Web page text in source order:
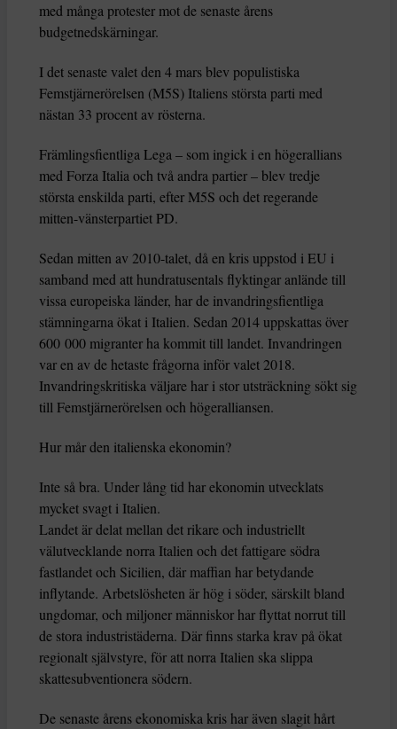
med många protester mot de senaste årens
budgetnedskärningar.
I det senaste valet den 4 mars blev populistiska
Femstjärnerörelsen (M5S) Italiens största parti med
nästan 33 procent av rösterna.
Främlingsfientliga Lega – som ingick i en högerallians
med Forza Italia och två andra partier – blev tredje
största enskilda parti, efter M5S och det regerande
mitten-vänsterpartiet PD.
Sedan mitten av 2010-talet, då en kris uppstod i EU i
samband med att hundratusentals flyktingar anlände till
vissa europeiska länder, har de invandringsfientliga
stämningarna ökat i Italien. Sedan 2014 uppskattas över
600 000 migranter ha kommit till landet. Invandringen
var en av de hetaste frågorna inför valet 2018.
Invandringskritiska väljare har i stor utsträckning sökt sig
till Femstjärnerörelsen och högeralliansen.
Hur mår den italienska ekonomin?
Inte så bra. Under lång tid har ekonomin utvecklats
mycket svagt i Italien.
Landet är delat mellan det rikare och industriellt
välutvecklande norra Italien och det fattigare södra
fastlandet och Sicilien, där maffian har betydande
inflytande. Arbetslösheten är hög i söder, särskilt bland
ungdomar, och miljoner människor har flyttat norrut till
de stora industristäderna. Där finns starka krav på ökat
regionalt självstyre, för att norra Italien ska slippa
skattesubventionera södern.
De senaste årens ekonomiska kris har även slagit hårt